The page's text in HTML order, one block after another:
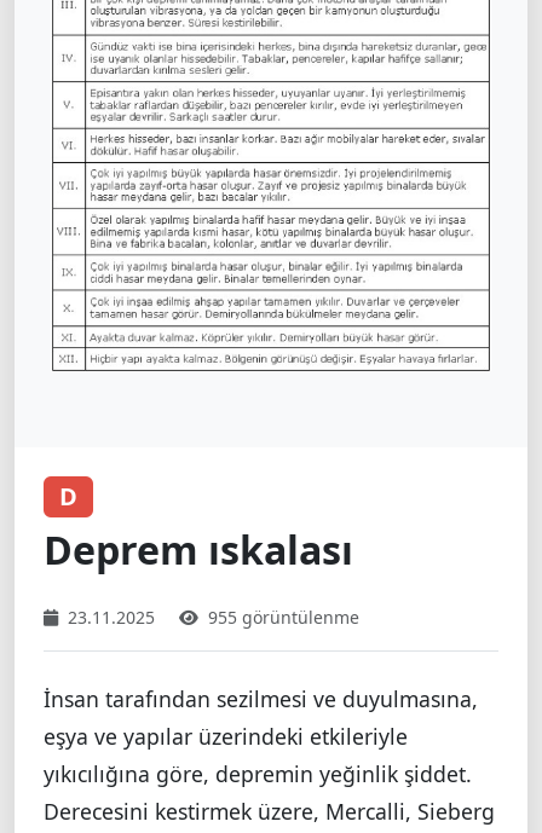
D
Deprem ıskalası
23.11.2025 955 görüntülenme
İnsan tarafından sezilmesi ve duyulmasına,
eşya ve yapılar üzerindeki etkileriyle
yıkıcılığına göre, depremin yeğinlik şiddet.
Derecesini kestirmek üzere, Mercalli, Sieberg